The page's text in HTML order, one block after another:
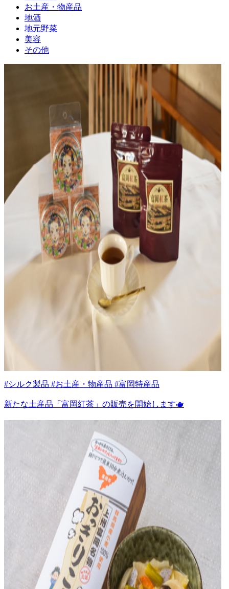
お土産・物産品
地酒
地元野菜
美容
その他
#シルク製品 #お土産・物産品 #富岡特産品
新たな土産品「富岡紅茶」の販売を開始します🫖